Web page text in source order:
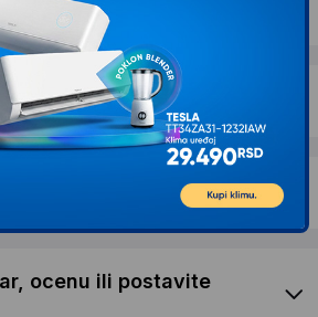
ocenu ili postavite